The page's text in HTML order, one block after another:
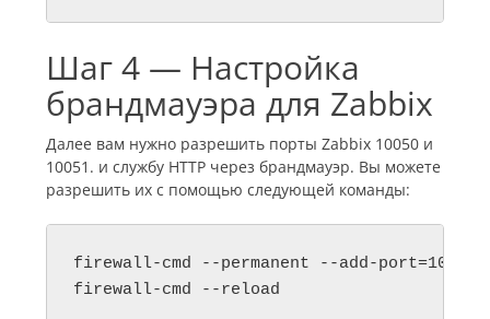
Шаг 4 — Настройка
брандмауэра для Zabbix
Далее вам нужно разрешить порты Zabbix 10050 и
10051. и службу HTTP через брандмауэр. Вы можете
разрешить их с помощью следующей команды:
firewall-cmd --permanent --add-